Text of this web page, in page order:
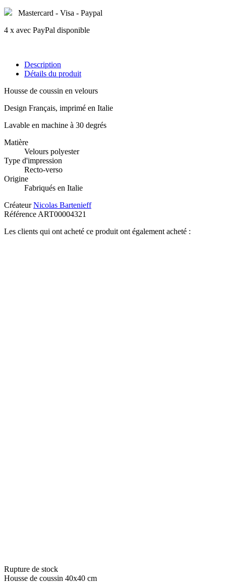
Mastercard - Visa - Paypal
4 x avec PayPal disponible
Description
Détails du produit
Housse de coussin en velours
Design Français, imprimé en Italie
Lavable en machine à 30 degrés
Matière
Velours polyester
Type d'impression
Recto-verso
Origine
Fabriqués en Italie
Créateur Nicolas Bartenieff
RéférenceART00004321
Les clients qui ont acheté ce produit ont également acheté :
Rupture de stock
Housse de coussin 40x40 cm